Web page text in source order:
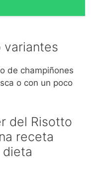
variantes
de champiñones
o con un poco
del Risotto
receta
dieta